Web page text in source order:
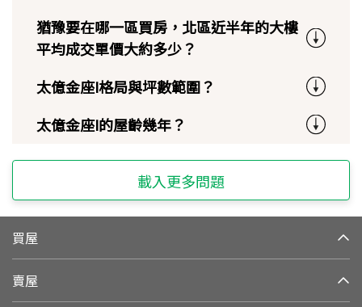
猶豫要在哪一區買房，北區近半年的大樓
平均成交單價大約多少？
太億金座I格局與坪數範圍？
太億金座I的屋齡幾年？
載入更多問題
買屋
賣屋